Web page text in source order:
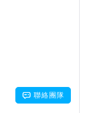
聯絡團隊